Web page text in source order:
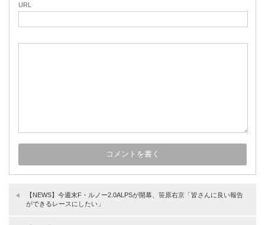
URL
【NEWS】今週末F・ルノー2.0ALPSが開幕、笹原右京「皆さんに良い報告
ができるレースにしたい」